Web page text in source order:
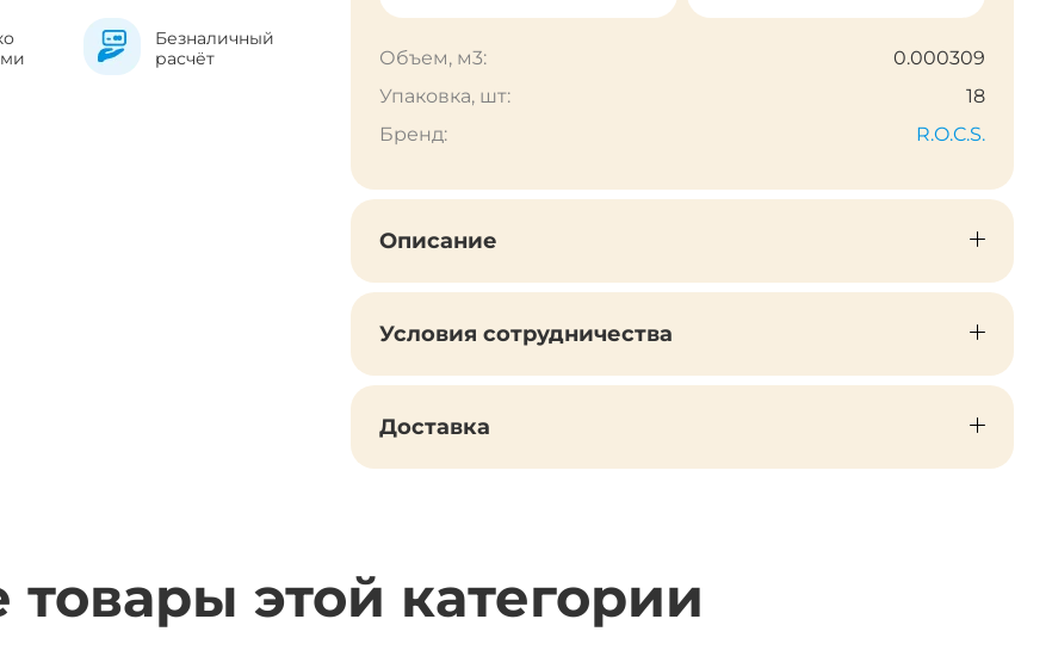
Безналичный
расчёт
Объем, м3:
0.000309
Упаковка, шт:
18
Бренд:
R.O.C.S.
Описание
Условия сотрудничества
Доставка
товары этой категории